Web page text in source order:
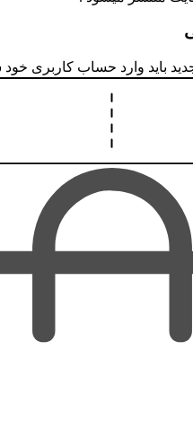
باید وارد حساب کاربری خود